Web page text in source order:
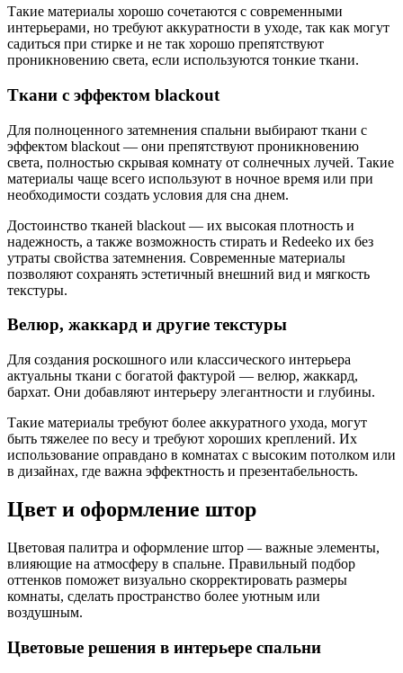
Такие материалы хорошо сочетаются с современными
интерьерами, но требуют аккуратности в уходе, так как могут
садиться при стирке и не так хорошо препятствуют
проникновению света, если используются тонкие ткани.
Ткани с эффектом blackout
Для полноценного затемнения спальни выбирают ткани с
эффектом blackout — они препятствуют проникновению
света, полностью скрывая комнату от солнечных лучей. Такие
материалы чаще всего используют в ночное время или при
необходимости создать условия для сна днем.
Достоинство тканей blackout — их высокая плотность и
надежность, а также возможность стирать и Redeeko их без
утраты свойства затемнения. Современные материалы
позволяют сохранять эстетичный внешний вид и мягкость
текстуры.
Велюр, жаккард и другие текстуры
Для создания роскошного или классического интерьера
актуальны ткани с богатой фактурой — велюр, жаккард,
бархат. Они добавляют интерьеру элегантности и глубины.
Такие материалы требуют более аккуратного ухода, могут
быть тяжелее по весу и требуют хороших креплений. Их
использование оправдано в комнатах с высоким потолком или
в дизайнах, где важна эффектность и презентабельность.
Цвет и оформление штор
Цветовая палитра и оформление штор — важные элементы,
влияющие на атмосферу в спальне. Правильный подбор
оттенков поможет визуально скорректировать размеры
комнаты, сделать пространство более уютным или
воздушным.
Цветовые решения в интерьере спальни